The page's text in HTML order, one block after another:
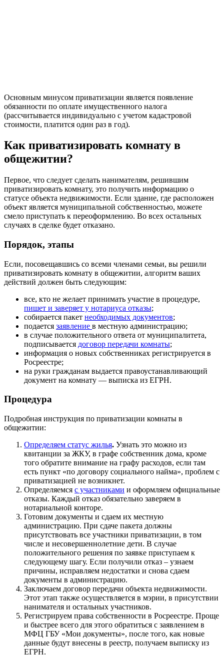
Основным минусом приватизации является появление
обязанности по оплате имущественного налога
(рассчитывается индивидуально с учетом кадастровой
стоимости, платится один раз в год).
Как приватизировать комнату в
общежитии?
Первое, что следует сделать нанимателям, решившим
приватизировать комнату, это получить информацию о
статусе объекта недвижимости. Если здание, где расположен
объект является муниципальной собственностью, можете
смело приступать к переоформлению. Во всех остальных
случаях в сделке будет отказано.
Порядок, этапы
Если, посовещавшись со всеми членами семьи, вы решили
приватизировать комнату в общежитии, алгоритм ваших
действий должен быть следующим:
все, кто не желает принимать участие в процедуре,
пишет и заверяет у нотариуса отказы;
собирается пакет необходимых документов;
подается заявление в местную администрацию;
в случае положительного ответа от муниципалитета,
подписывается договор передачи комнаты;
информация о новых собственниках регистрируется в
Росреестре;
на руки гражданам выдается правоустанавливающий
документ на комнату — выписка из ЕГРН.
Процедура
Подробная инструкция по приватизации комнаты в
общежитии:
Определяем статус жилья. Узнать это можно из
квитанции за ЖКУ, в графе собственник дома, кроме
того обратите внимание на графу расходов, если там
есть пункт «по договору социального найма», проблем с
приватизацией не возникнет.
Определяемся с участниками и оформляем официальные
отказы. Каждый отказ обязательно заверяем в
нотариальной конторе.
Готовим документы и сдаем их местную
администрацию. При сдаче пакета должны
присутствовать все участники приватизации, в том
числе и несовершеннолетние дети. В случае
положительного решения по заявке приступаем к
следующему шагу. Если получили отказ – узнаем
причины, исправляем недостатки и снова сдаем
документы в администрацию.
Заключаем договор передачи объекта недвижимости.
Этот этап также осуществляется в мэрии, в присутствии
нанимателя и остальных участников.
Регистрируем права собственности в Росреестре. Проще
и быстрее всего для этого обратиться с заявлением в
МФЦ ГБУ «Мои документы», после того, как новые
данные будут внесены в реестр, получаем выписку из
ЕГРН.